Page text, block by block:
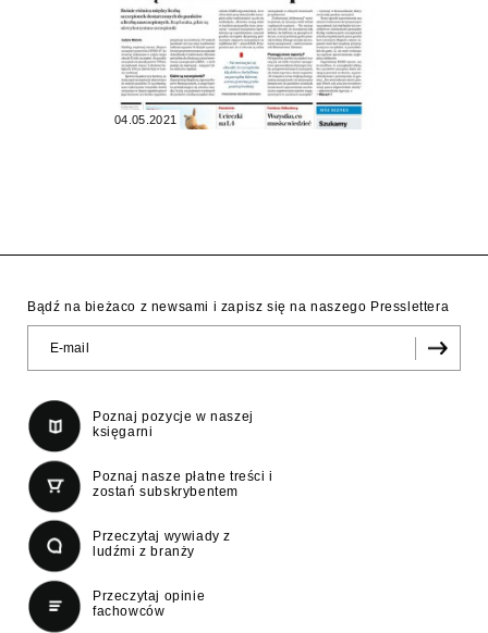
04.05.2021
Bądź na bieżaco z newsami i zapisz się na naszego Presslettera
Poznaj pozycje w naszej
księgarni
Poznaj nasze płatne treści i
zostań subskrybentem
Przeczytaj wywiady z
ludźmi z branży
Przeczytaj opinie
fachowców